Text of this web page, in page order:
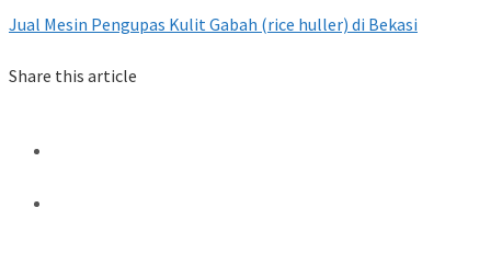
Jual Mesin Pengupas Kulit Gabah (rice huller) di Bekasi
Share this article